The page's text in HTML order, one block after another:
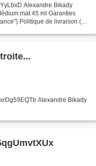
Alexandre Bikady
mat 45 ml Garanties
Politique de livraison (à
Alexandre Bikady